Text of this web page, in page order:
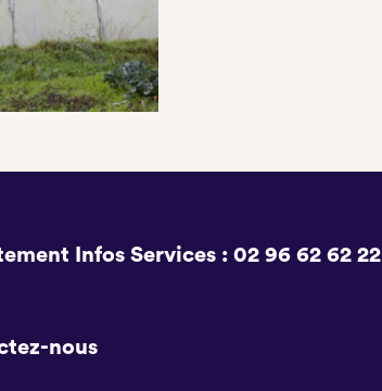
Infos Services : 02 96 62 62 22
nous